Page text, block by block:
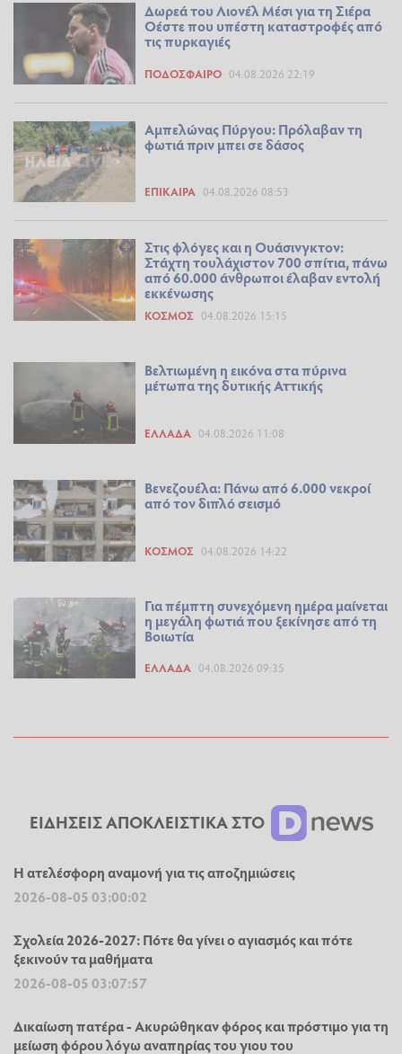
Δωρεά του Λιονέλ Μέσι για τη Σιέρα
Οέστε που υπέστη καταστροφές από
τις πυρκαγιές
ΠΟΔΌΣΦΑΙΡΟ 04.08.2026 22:19
Αμπελώνας Πύργου: Πρόλαβαν τη
φωτιά πριν μπει σε δάσος
ΕΠΊΚΑΙΡΑ 04.08.2026 08:53
Στις φλόγες και η Ουάσινγκτον:
Στάχτη τουλάχιστον 700 σπίτια, πάνω
από 60.000 άνθρωποι έλαβαν εντολή
εκκένωσης
ΚΌΣΜΟΣ 04.08.2026 15:15
Βελτιωμένη η εικόνα στα πύρινα
μέτωπα της δυτικής Αττικής
ΕΛΛΆΔΑ 04.08.2026 11:08
Βενεζουέλα: Πάνω από 6.000 νεκροί
από τον διπλό σεισμό
ΚΌΣΜΟΣ 04.08.2026 14:22
Για πέμπτη συνεχόμενη ημέρα μαίνεται
η μεγάλη φωτιά που ξεκίνησε από τη
Βοιωτία
ΕΛΛΆΔΑ 04.08.2026 09:35
ΕΙΔΗΣΕΙΣ ΑΠΟΚΛΕΙΣΤΙΚΑ ΣΤΟ